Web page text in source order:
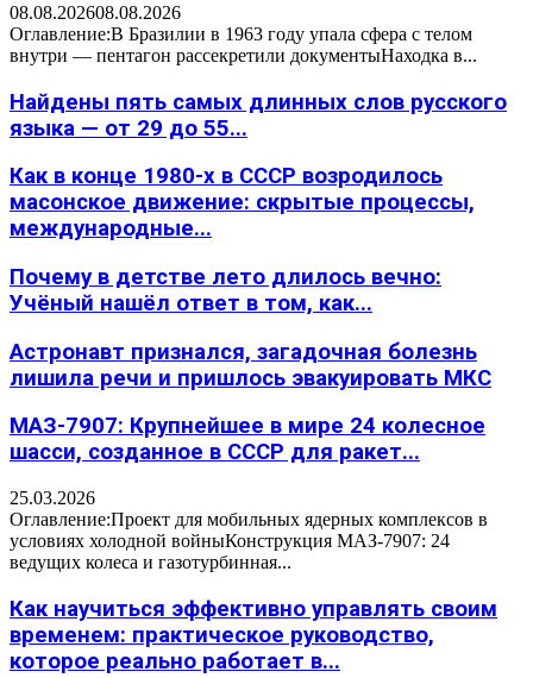
08.08.202608.08.2026
Оглавление:В Бразилии в 1963 году упала сфера с телом
внутри — пентагон рассекретили документыНаходка в...
Найдены пять самых длинных слов русского
языка — от 29 до 55...
Как в конце 1980-х в СССР возродилось
масонское движение: скрытые процессы,
международные...
Почему в детстве лето длилось вечно:
Учёный нашёл ответ в том, как...
Астронавт признался, загадочная болезнь
лишила речи и пришлось эвакуировать МКС
МАЗ-7907: Крупнейшее в мире 24 колесное
шасси, созданное в СССР для ракет...
25.03.2026
Оглавление:Проект для мобильных ядерных комплексов в
условиях холодной войныКонструкция МАЗ-7907: 24
ведущих колеса и газотурбинная...
Как научиться эффективно управлять своим
временем: практическое руководство,
которое реально работает в...